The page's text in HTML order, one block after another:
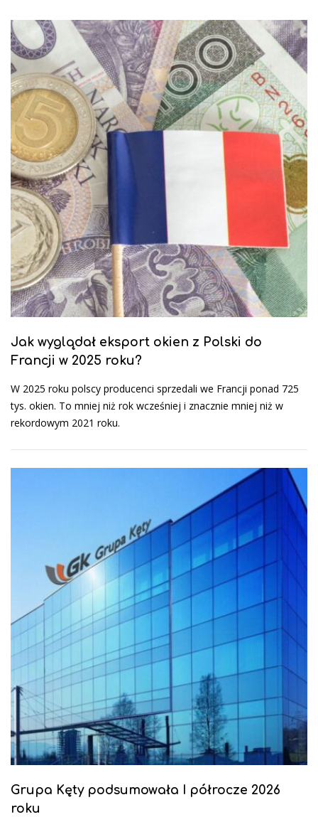
Jak wyglądał eksport okien z Polski do
Francji w 2025 roku?
W 2025 roku polscy producenci sprzedali we Francji ponad 725
tys. okien. To mniej niż rok wcześniej i znacznie mniej niż w
rekordowym 2021 roku.
Grupa Kęty podsumowała I półrocze 2026
roku